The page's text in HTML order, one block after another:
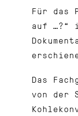
Für das
auf …?“
Das
von der